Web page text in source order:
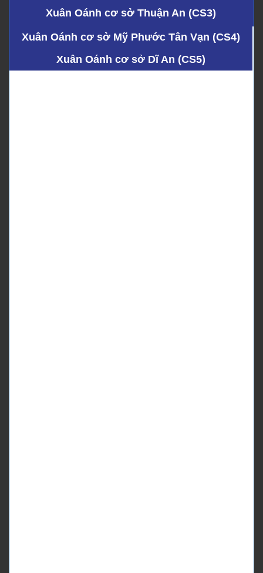
Xuân Oánh cơ sở Thuận An (CS3)
Xuân Oánh cơ sở Mỹ Phước Tân Vạn (CS4)
Xuân Oánh cơ sở Dĩ An (CS5)